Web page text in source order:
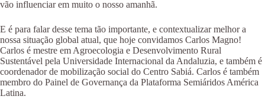
vão influenciar em muito o nosso amanhã.
E é para falar desse tema tão importante, e contextualizar melhor a
nossa situação global atual, que hoje convidamos Carlos Magno!
Carlos é mestre em Agroecologia e Desenvolvimento Rural
Sustentável pela Universidade Internacional da Andaluzia, e também é
coordenador de mobilização social do Centro Sabiá. Carlos é também
membro do Painel de Governança da Plataforma Semiáridos América
Latina.